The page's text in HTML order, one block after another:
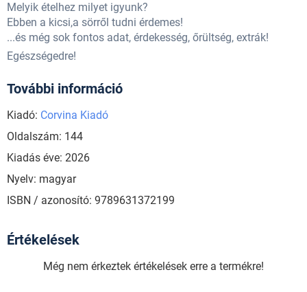
Melyik ételhez milyet igyunk?
Ebben a kicsi,a sörről tudni érdemes!
...és még sok fontos adat, érdekesség, őrültség, extrák!
Egészségedre!
További információ
Kiadó: Corvina Kiadó
Oldalszám: 144
Kiadás éve: 2026
Nyelv: magyar
ISBN / azonosító: 9789631372199
Értékelések
Még nem érkeztek értékelések erre a termékre!